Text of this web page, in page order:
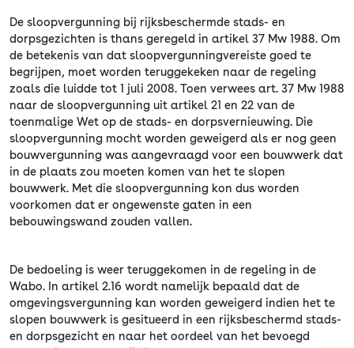
De sloopvergunning bij rijksbeschermde stads- en
dorpsgezichten is thans geregeld in artikel 37 Mw 1988. Om
de betekenis van dat sloopvergunningvereiste goed te
begrijpen, moet worden teruggekeken naar de regeling
zoals die luidde tot 1 juli 2008. Toen verwees art. 37 Mw 1988
naar de sloopvergunning uit artikel 21 en 22 van de
toenmalige Wet op de stads- en dorpsvernieuwing. Die
sloopvergunning mocht worden geweigerd als er nog geen
bouwvergunning was aangevraagd voor een bouwwerk dat
in de plaats zou moeten komen van het te slopen
bouwwerk. Met die sloopvergunning kon dus worden
voorkomen dat er ongewenste gaten in een
bebouwingswand zouden vallen.
De bedoeling is weer teruggekomen in de regeling in de
Wabo. In artikel 2.16 wordt namelijk bepaald dat de
omgevingsvergunning kan worden geweigerd indien het te
slopen bouwwerk is gesitueerd in een rijksbeschermd stads-
en dorpsgezicht en naar het oordeel van het bevoegd